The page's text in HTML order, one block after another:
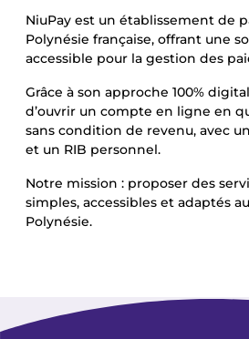
NiuPay est un établissement de
Polynésie française, offrant une
accessible pour la gestion des
Grâce à son approche 100%
d’ouvrir un compte en ligne en
sans condition de revenu, avec
et un RIB personnel.
Notre mission : proposer des
simples, accessibles et adaptés
Polynésie.